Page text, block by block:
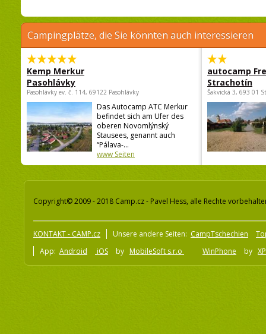
Campingplätze, die Sie könnten auch interessieren
Kemp Merkur
Pasohlávky
Pasohlávky ev. č. 114, 69122 Pasohlávky
Das Autocamp ATC Merkur
befindet sich am Ufer des
oberen Novomlýnský
Stausees, genannt auch
“Pálava-...
www Seiten
autocamp
Strachotín
Šakvická 3, 693 01
Copyright© 2009 - 2018 Camp.cz - Pavel Hess, alle Rechte
KONTAKT - CAMP.cz Unsere andere Seiten: CampTschechien
App: Android iOS by MobileSoft s.r.o WinPhone by